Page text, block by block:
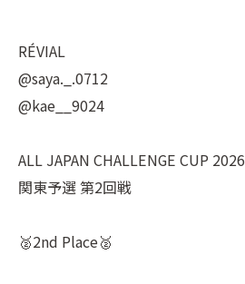
RÉVIAL
@saya._.0712
@kae__9024
ALL JAPAN CHALLENGE CUP 2026
関東予選 第2回戦
🥈2nd Place🥈